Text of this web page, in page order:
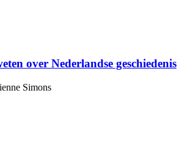
over Nederlandse geschiedenis
Simons